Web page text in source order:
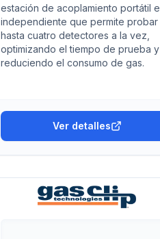
estación de acoplamiento portátil e
independiente que permite probar
hasta cuatro detectores a la vez,
optimizando el tiempo de prueba y
reduciendo el consumo de gas.
Ver detalles